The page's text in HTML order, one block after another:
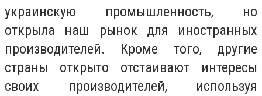
украинскую промышленность, но
открыла наш рынок для иностранных
производителей. Кроме того, другие
страны открыто отстаивают интересы
своих производителей, используя